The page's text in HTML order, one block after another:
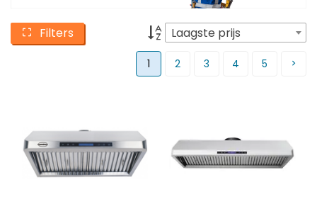
Filters Laagste prijs
1 2 3 4 5